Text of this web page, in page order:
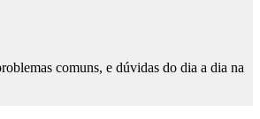
comuns, e dúvidas do dia a dia na